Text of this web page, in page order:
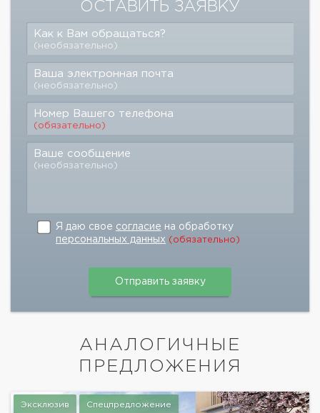
ОСТАВИТЬ ЗАЯВКУ
Как к Вам обращаться?
(необязательно)
Ваша электронная почта
(необязательно)
Номер Вашего телефона
(обязательно)
Ваше сообщение
(необязательно)
Я даю свое согласие на обработку
персональных данных (обязательно)
АНАЛОГИЧНЫЕ
ПРЕДЛОЖЕНИЯ
Эксклюзив Спецпредложение